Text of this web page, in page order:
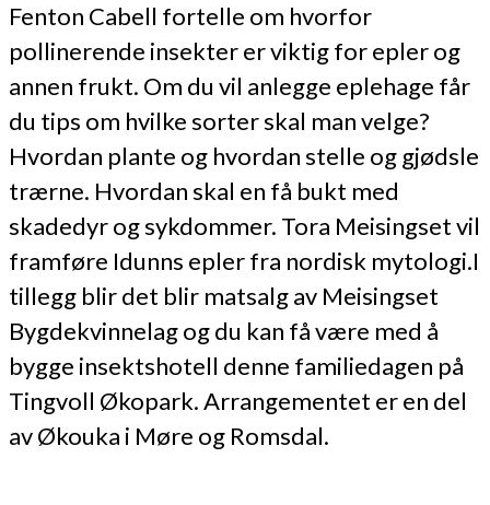
Fenton Cabell fortelle om hvorfor
pollinerende insekter er viktig for epler og
annen frukt. Om du vil anlegge eplehage får
du tips om hvilke sorter skal man velge?
Hvordan plante og hvordan stelle og gjødsle
trærne. Hvordan skal en få bukt med
skadedyr og sykdommer. Tora Meisingset vil
framføre Idunns epler fra nordisk mytologi.I
tillegg blir det blir matsalg av Meisingset
Bygdekvinnelag og du kan få være med å
bygge insektshotell denne familiedagen på
Tingvoll Økopark. Arrangementet er en del
av Økouka i Møre og Romsdal.